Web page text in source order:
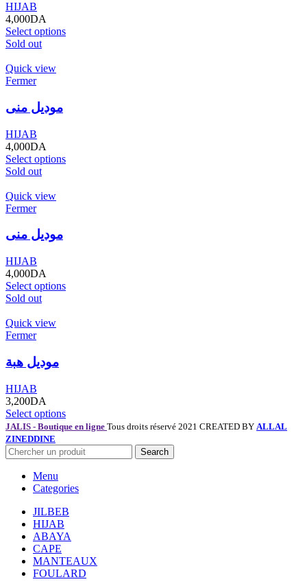
HIJAB
4,000DA
Select options
Sold out
Quick view
Fermer
موديل منى
HIJAB
4,000DA
Select options
Sold out
Quick view
Fermer
موديل منى
HIJAB
4,000DA
Select options
Sold out
Quick view
Fermer
موديل هبة
HIJAB
3,200DA
Select options
JALIS - Boutique en ligne Tous droits réservé 2021 CREATED BY ALLAL
ZINEDDINE
Search
Menu
Categories
JILBEB
HIJAB
ABAYA
CAPE
MANTEAUX
FOULARD